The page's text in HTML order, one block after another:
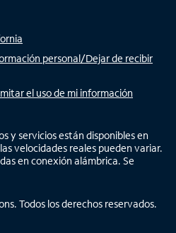
personal/Dejar de recibir
el uso de mi información
y servicios están disponibles en
velocidades reales pueden variar.
en conexión alámbrica. Se
Todos los derechos reservados.